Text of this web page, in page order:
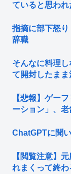
ていると思わ
指摘に部下怒
辞職
そんなに料理
て開封したま
【悲報】ゲー
ーション」、
ChatGPTに聞
【閲覧注意】
れまくって終